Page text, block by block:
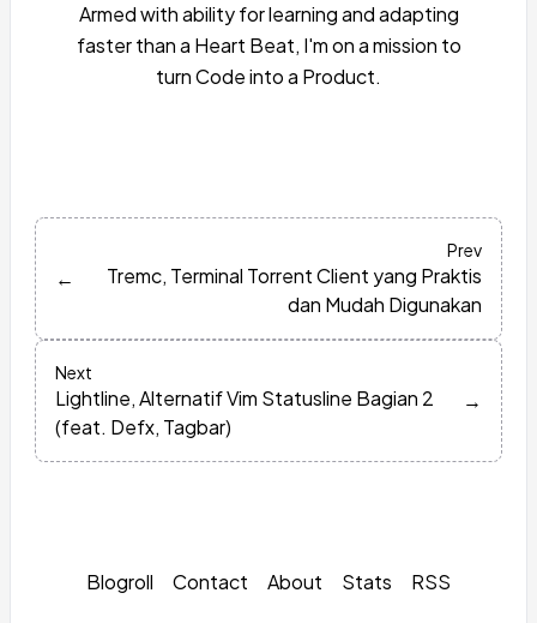
Armed with ability for learning and adapting
faster than a Heart Beat, I'm on a mission to
turn Code into a Product.
←
Prev
Tremc, Terminal Torrent Client yang Praktis
dan Mudah Digunakan
Next
Lightline, Alternatif Vim Statusline Bagian 2
(feat. Defx, Tagbar)
→
Blogroll Contact About Stats RSS